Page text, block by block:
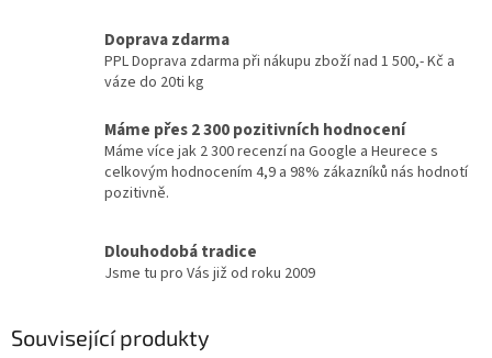
Doprava zdarma
PPL Doprava zdarma při nákupu zboží nad 1 500,- Kč a
váze do 20ti kg
Máme přes 2 300 pozitivních hodnocení
Máme více jak 2 300 recenzí na Google a Heurece s
celkovým hodnocením 4,9 a 98% zákazníků nás hodnotí
pozitivně.
Dlouhodobá tradice
Jsme tu pro Vás již od roku 2009
Související produkty